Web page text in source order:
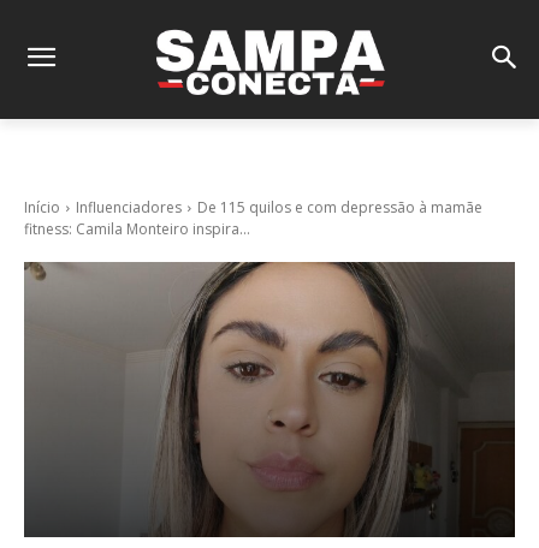
Início Influenciadores
De 115 quilos e com depressão à mamãe
fitness: Camila Monteiro inspira...